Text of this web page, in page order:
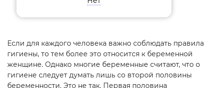
Если для каждого человека важно соблюдать правила
гигиены, то тем более это относится к беременной
женщине. Однако многие беременные считают, что о
гигиене следует думать лишь со второй половины
беременности. Это не так. Первая половина